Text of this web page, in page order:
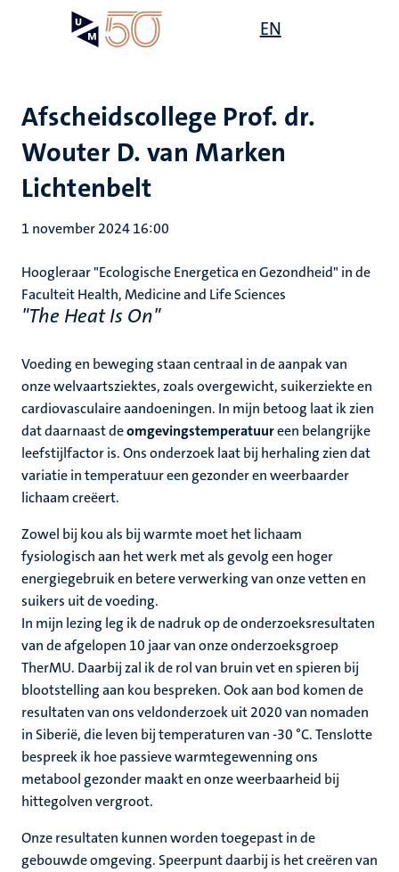
gaan
EN
Afscheidscollege Prof. dr.
Wouter D. van Marken
Lichtenbelt
1 november 2024 16:00
Hoogleraar "Ecologische Energetica en Gezondheid" in de
Faculteit Health, Medicine and Life Sciences
"The Heat Is On"
Voeding en beweging staan centraal in de aanpak van
onze welvaartsziektes, zoals overgewicht, suikerziekte en
cardiovasculaire aandoeningen. In mijn betoog laat ik zien
dat daarnaast deomgevingstemperatuureen belangrijke
leefstijlfactor is. Ons onderzoek laat bij herhaling zien dat
variatie in temperatuureen gezonder en weerbaarder
lichaam creëert.
Zowel bij kou als bij warmte moet het lichaam
fysiologisch aan het werkmet als gevolg een hoger
energiegebruik en betere verwerking van onze vetten en
suikers uit de voeding.
In mijn lezing leg ik de nadruk op de onderzoeksresultaten
van de afgelopen 10 jaar van onze onderzoeksgroep
TherMU. Daarbij zal ik de rol van bruin vet en spieren bij
blootstelling aan kou bespreken. Ook aan bod komen de
resultaten van ons veldonderzoek uit 2020 van nomaden
in Siberië, die leven bij temperaturen van -30 °C. Tenslotte
bespreek ik hoe passieve warmtegewenning ons
metabool gezonder maakt en onze weerbaarheid bij
hittegolven vergroot.
Onze resultaten kunnen worden toegepast in de
gebouwde omgeving. Speerpunt daarbij is het creëren van